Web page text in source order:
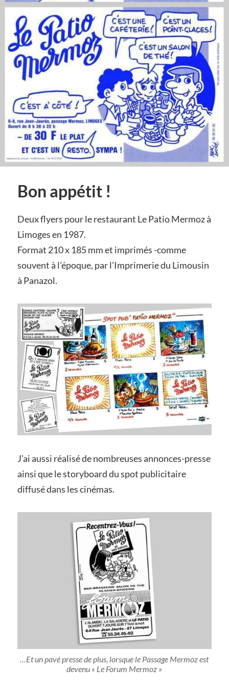
Bon appétit !
Deux flyers pour le restaurant Le Patio Mermoz à
Limoges en 1987.
Format 210 x 185 mm et imprimés -comme
souvent à l’époque, par l’Imprimerie du Limousin
à Panazol.
J’ai aussi réalisé de nombreuses annonces-presse
ainsi que le storyboard du spot publicitaire
diffusé dans les cinémas.
…Et un pavé presse de plus, lorsque le Passage Mermoz est
devenu « Le Forum Mermoz »